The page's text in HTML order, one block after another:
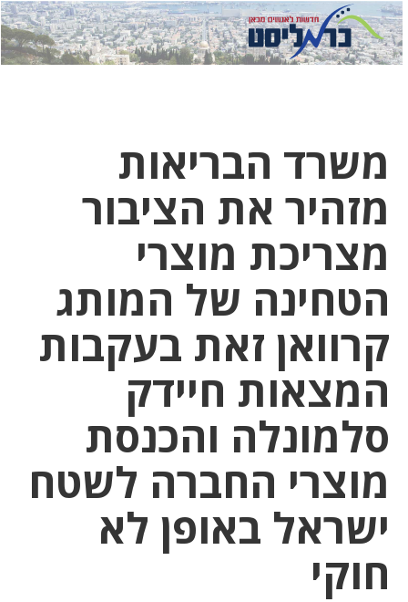
לחץ
כאן
לחץ
כדי
משרד הבריאות
מזהיר את הציבור
מצריכת מוצרי
הטחינה של המותג
קרוואן זאת בעקבות
המצאות חיידק
סלמונלה והכנסת
מוצרי החברה לשטח
ישראל באופן לא
חוקי